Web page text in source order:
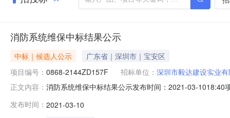
消防系统维保中标结果公示
中标｜候选人公示
广东省｜深圳市｜宝安区
项目编号： 0868-2144ZD157F 招标单位： 深圳市毅达建设实业
正文内容： 消防系统维保中标结果公示发布时间：2021-03-1018:40
圳市毅达建设实业有限公司￥186,668.00合格2瑞航建设
发布时间： 2021-03-10